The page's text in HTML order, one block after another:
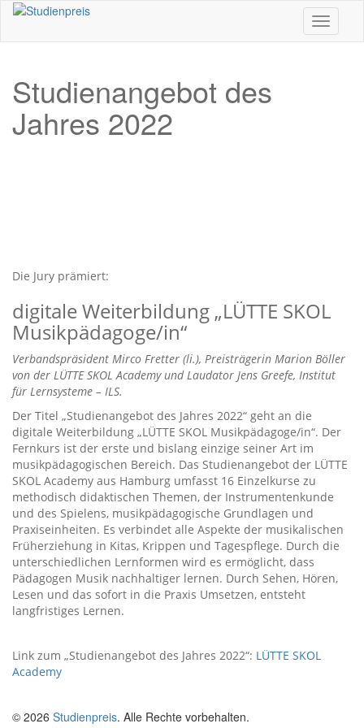
Toggle
Studienangebot des
Jahres 2022
Die Jury prämiert:
digitale Weiterbildung „LÜTTE SKOL
Musikpädagoge/in“
Verbandspräsident Mirco Fretter (li.), Preisträgerin Marion Böller
von der LÜTTE SKOL Academy und Laudator Jens Greefe, Institut
für Lernsysteme – ILS.
Der Titel „Studienangebot des Jahres 2022“ geht an die
digitale Weiterbildung „LÜTTE SKOL Musikpädagoge/in“. Der
Fernkurs ist der erste und bislang einzige seiner Art im
musikpädagogischen Bereich. Das Studienangebot der LÜTTE
SKOL Academy aus Hamburg umfasst 16 Einzelkurse zu
methodisch didaktischen Themen, der Instrumentenkunde
und des Spielens, musikpädagogische Grundlagen und
Praxiseinheiten. Es verbindet alle Aspekte der musikalischen
Früherziehung in Kitas, Krippen und Tagespflege. Durch die
unterschiedlichen Lernformen wird es ermöglicht, dass
Pädagogen Musik nachhaltiger lernen. Durch Sehen, Hören,
Lesen und das sofort in die Praxis Umsetzen, entsteht
langfristiges Lernen.
Link zum „Studienangebot des Jahres 2022“: LÜTTE SKOL
Academy
© 2026 Studienpreis. Alle Rechte vorbehalten.